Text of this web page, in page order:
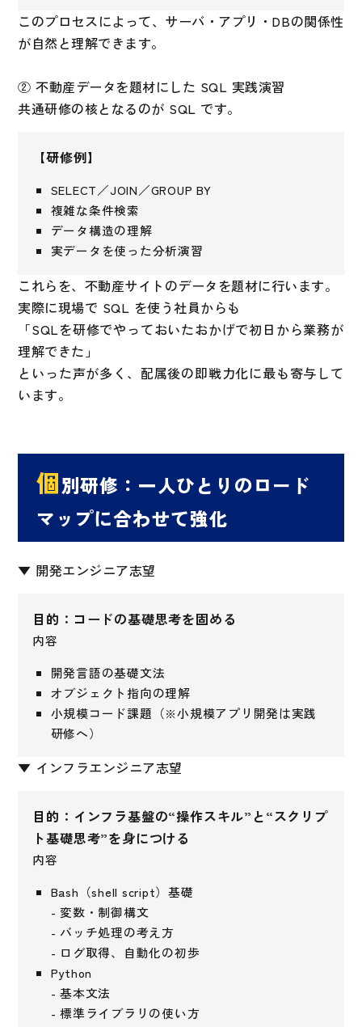
このプロセスによって、サーバ・アプリ・DBの関係性
が自然と理解できます。
② 不動産データを題材にした SQL 実践演習
共通研修の核となるのが SQL です。
【研修例】
SELECT／JOIN／GROUP BY
複雑な条件検索
データ構造の理解
実データを使った分析演習
これらを、不動産サイトのデータを題材に行います。
実際に現場で SQL を使う社員からも
「SQLを研修でやっておいたおかげで初日から業務が
理解できた」
といった声が多く、配属後の即戦力化に最も寄与して
います。
個別研修：一人ひとりのロード
マップに合わせて強化
▼ 開発エンジニア志望
目的：コードの基礎思考を固める
内容
開発言語の基礎文法
オブジェクト指向の理解
小規模コード課題（※小規模アプリ開発は実践
研修へ）
▼ インフラエンジニア志望
目的：インフラ基盤の“操作スキル”と“スクリプ
ト基礎思考”を身につける
内容
Bash（shell script）基礎
- 変数・制御構文
- バッチ処理の考え方
- ログ取得、自動化の初歩
Python
- 基本文法
- 標準ライブラリの使い方